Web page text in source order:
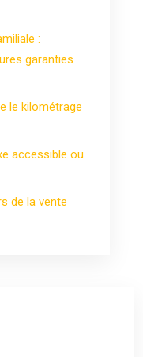
:
garanties
le kilométrage
accessible ou
de la vente